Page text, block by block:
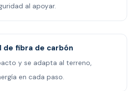
al apoyar.
de fibra de carbón
y se adapta al terreno,
en cada paso.